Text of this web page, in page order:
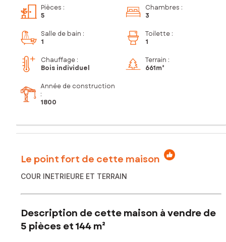
Pièces :
5
Chambres :
3
Salle de bain :
1
Toilette :
1
Chauffage :
Bois individuel
Terrain :
661m²
Année de construction
:
1800
Le point fort de cette maison
COUR INETRIEURE ET TERRAIN
Description de cette maison à vendre de
5 pièces et 144 m²